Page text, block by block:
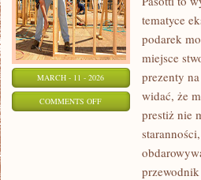
MARCH - 11 - 2026
COMMENTS OFFON
KSIĄŻKOWE
tematyce
podarek
miejsce
prezenty
widać, że
prestiż nie